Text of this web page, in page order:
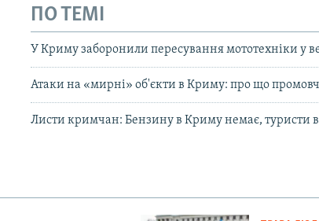
ПО ТЕМІ
У Криму заборонили пересування мототехніки у
Атаки на «мирні» об'єкти в Криму: про що
Листи кримчан: Бензину в Криму немає, туристи